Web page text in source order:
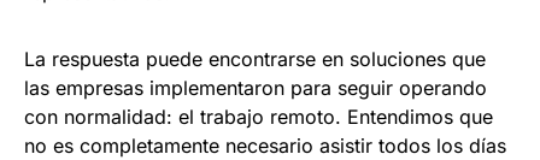
La respuesta puede encontrarse en soluciones que
las empresas implementaron para seguir operando
con normalidad: el trabajo remoto. Entendimos que
no es completamente necesario asistir todos los días